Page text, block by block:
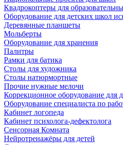
Квадрокоптеры для
Оборудование для детских школ
Деревянные планшеты
Мольберты
Оборудование для хранения
Палитры
Рамки для батика
Столы для художника
Столы натюрмортные
Прочие нужные мелочи
Коррекционное оборудование для
Оборудование специалиста по
Кабинет логопеда
Кабинет психолога-дефектолога
Сенсорная Комната
Нейротренажёры для детей